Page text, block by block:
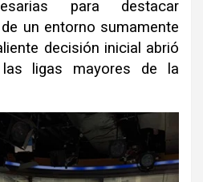
para destacar
un entorno sumamente
decisión inicial abrió
ligas mayores de la